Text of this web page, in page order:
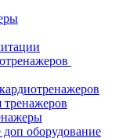
тренажеров
оборудование